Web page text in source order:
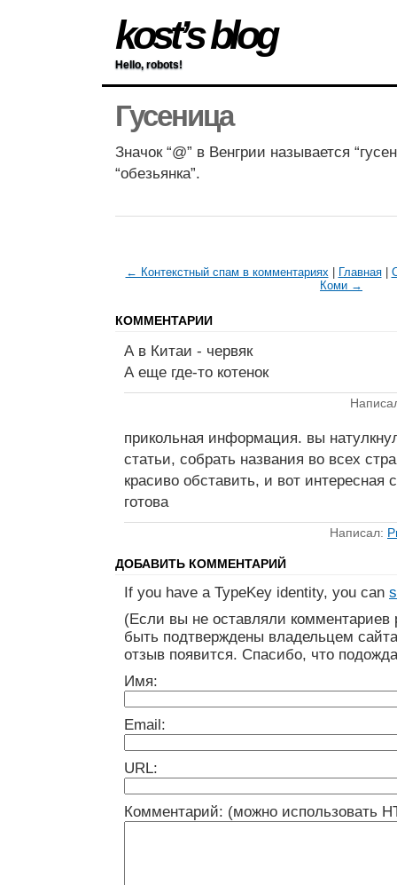
kost’s blog
Hello, robots!
Гусеница
Значок “@” в Венгрии называется
“обезьянка”.
← Контекстный спам в комментариях| Главная|
Коми →
КОММЕНТАРИИ
А в Китаи - червяк
А еще где-то котенок
прикольная информация. вы
статьи, собрать названия во всех
красиво обставить, и вот интересная
готова
Написал:
ДОБАВИТЬ КОММЕНТАРИЙ
If you have a TypeKey identity, you can
(Если вы не оставляли
быть подтверждены владельцем
отзыв появится. Спасибо, что
Имя:
Email:
URL:
Комментарий: (можно использовать